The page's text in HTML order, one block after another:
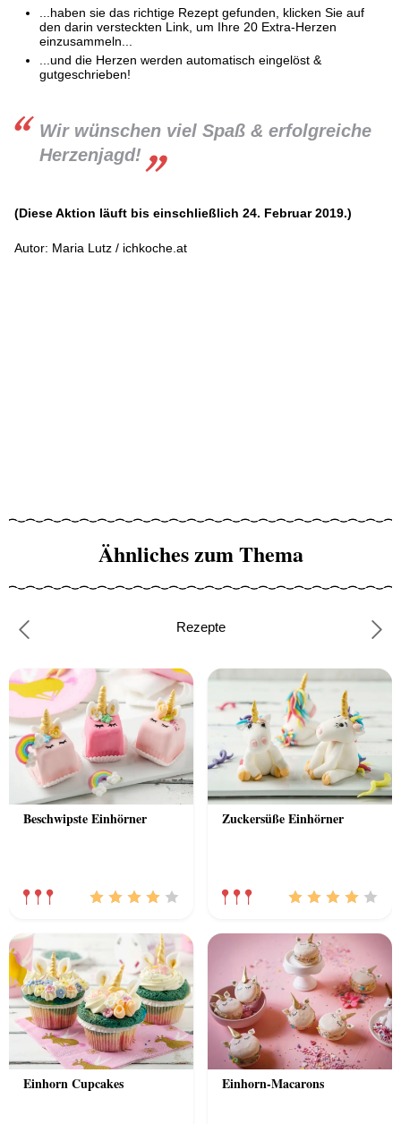
...haben sie das richtige Rezept gefunden, klicken Sie auf
den darin versteckten Link, um Ihre 20 Extra-Herzen
einzusammeln...
...und die Herzen werden automatisch eingelöst &
gutgeschrieben!
Wir wünschen viel Spaß & erfolgreiche
Herzenjagd!
(Diese Aktion läuft bis einschließlich 24. Februar 2019.)
Autor: Maria Lutz / ichkoche.at
Ähnliches zum Thema
Rezepte
Beschwipste Einhörner Zuckersüße Einhörner
Einhorn Cupcakes Einhorn-Macarons